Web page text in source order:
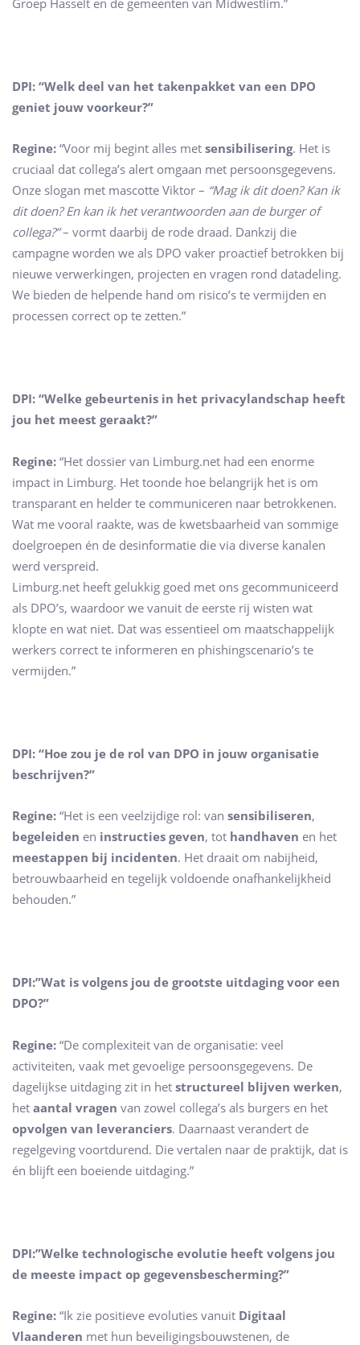
DPI: “Welk deel van het takenpakket van een DPO
geniet jouw voorkeur?”
Regine: “Voor mij begint alles met sensibilisering. Het is
cruciaal dat collega’s alert omgaan met persoonsgegevens.
Onze slogan met mascotte Viktor – “Mag ik dit doen? Kan ik
dit doen? En kan ik het verantwoorden aan de burger of
collega?”– vormt daarbij de rode draad. Dankzij die
campagne worden we als DPO vaker proactief betrokken bij
nieuwe verwerkingen, projecten en vragen rond datadeling.
We bieden de helpende hand om risico’s te vermijden en
processen correct op te zetten.”
DPI: “Welke gebeurtenis in het privacylandschap heeft
jou het meest geraakt?”
Regine: “Het dossier van Limburg.net had een enorme
impact in Limburg. Het toonde hoe belangrijk het is om
transparant en helder te communiceren naar betrokkenen.
Wat me vooral raakte, was de kwetsbaarheid van sommige
doelgroepen én de desinformatie die via diverse kanalen
werd verspreid.
Limburg.net heeft gelukkig goed met ons gecommuniceerd
als DPO’s, waardoor we vanuit de eerste rij wisten wat
klopte en wat niet. Dat was essentieel om maatschappelijk
werkers correct te informeren en phishingscenario’s te
vermijden.”
DPI: “Hoe zou je de rol van DPO in jouw organisatie
beschrijven?”
Regine: “Het is een veelzijdige rol: van sensibiliseren,
begeleiden en instructies geven, tot handhaven en het
meestappen bij incidenten. Het draait om nabijheid,
betrouwbaarheid en tegelijk voldoende onafhankelijkheid
behouden.”
DPI:”Wat is volgens jou de grootste uitdaging voor een
DPO?”
Regine: “De complexiteit van de organisatie: veel
activiteiten, vaak met gevoelige persoonsgegevens. De
dagelijkse uitdaging zit in het structureel blijven werken,
het aantal vragen van zowel collega’s als burgers en het
opvolgen van leveranciers. Daarnaast verandert de
regelgeving voortdurend. Die vertalen naar de praktijk, dat is
én blijft een boeiende uitdaging.”
DPI:”Welke technologische evolutie heeft volgens jou
de meeste impact op gegevensbescherming?”
Regine: “Ik zie positieve evoluties vanuit Digitaal
Vlaanderen met hun beveiligingsbouwstenen, de